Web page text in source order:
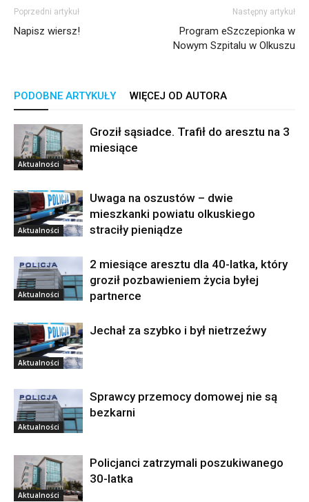
Poprzedni artykuł
Napisz wiersz!
Następny artykuł
Program eSzczepionka w
Nowym Szpitalu w Olkuszu
PODOBNE ARTYKUŁY WIĘCEJ OD AUTORA
Aktualności
Groził sąsiadce. Trafił do aresztu na 3
miesiące
Aktualności
Uwaga na oszustów – dwie
mieszkanki powiatu olkuskiego
straciły pieniądze
Aktualności
2 miesiące aresztu dla 40-latka, który
groził pozbawieniem życia byłej
partnerce
Aktualności
Jechał za szybko i był nietrzeźwy
Aktualności
Sprawcy przemocy domowej nie są
bezkarni
Aktualności
Policjanci zatrzymali poszukiwanego
30-latka